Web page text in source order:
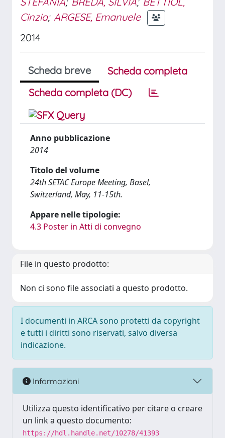
Cinzia; ARGESE, Emanuele
2014
Scheda breve
Scheda completa
Scheda completa (DC)
Anno pubblicazione
2014
Titolo del volume
24th SETAC Europe Meeting, Basel,
Switzerland, May, 11-15th.
Appare nelle tipologie:
4.3 Poster in Atti di convegno
File in questo prodotto:
Non ci sono file associati a questo prodotto.
I documenti in ARCA sono protetti da copyright
e tutti i diritti sono riservati, salvo diversa
indicazione.
Informazioni
Utilizza questo identificativo per citare o creare
un link a questo documento:
https://hdl.handle.net/10278/41393